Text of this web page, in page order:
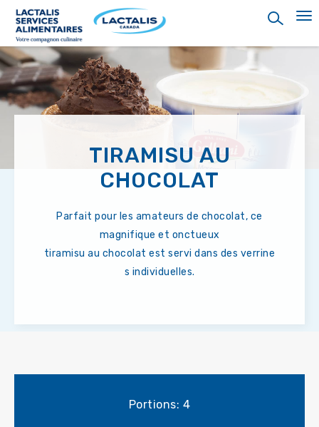
main
content
TIRAMISU AU
CHOCOLAT
Parfait pour les amateurs de chocolat, ce
magnifique et onctueux
tiramisu au chocolat est servi dans des verrine
s individuelles.
Portions: 4